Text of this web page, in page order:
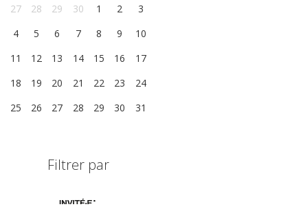
27
28 29 30 1 2
3
4
5 6 7 8 9
10
11
12 13 14 15 16
17
18
19 20 21 22 23
24
25
26 27 28 29 30 31
Filtrer par